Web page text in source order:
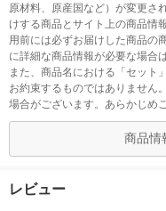
原材料、原産国など）が変更さ
けする商品とサイト上の商品情
用前には必ずお届けした商品の
に詳細な商品情報が必要な場合
また、商品名における「セット
お約束するものではありません
場合がございます。あらかじめ
商品情
レビュー